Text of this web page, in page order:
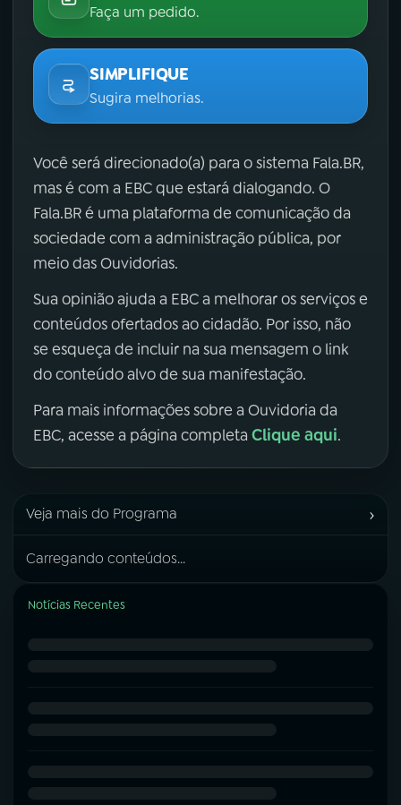
Faça um pedido.
SIMPLIFIQUE
Sugira melhorias.
Você será direcionado(a) para o sistema Fala.BR,
mas é com a EBC que estará dialogando. O
Fala.BR é uma plataforma de comunicação da
sociedade com a administração pública, por
meio das Ouvidorias.
Sua opinião ajuda a EBC a melhorar os serviços e
conteúdos ofertados ao cidadão. Por isso, não
se esqueça de incluir na sua mensagem o link
do conteúdo alvo de sua manifestação.
Para mais informações sobre a Ouvidoria da
EBC, acesse a página completa Clique aqui.
Veja mais do Programa ›
Carregando conteúdos...
Notícias Recentes